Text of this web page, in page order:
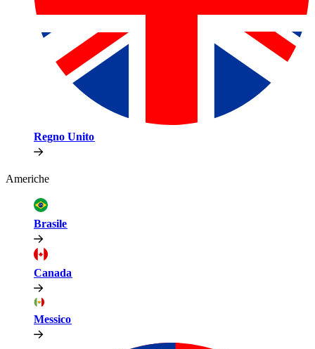
Regno Unito​​
Americhe​​
Brasile​​
Canada​​
Messico​​